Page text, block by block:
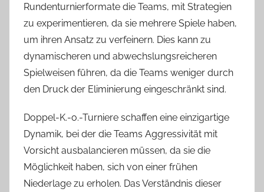
Rundenturnierformate die Teams, mit Strategien
zu experimentieren, da sie mehrere Spiele haben,
um ihren Ansatz zu verfeinern. Dies kann zu
dynamischeren und abwechslungsreicheren
Spielweisen führen, da die Teams weniger durch
den Druck der Eliminierung eingeschränkt sind.
Doppel-K.-o.-Turniere schaffen eine einzigartige
Dynamik, bei der die Teams Aggressivität mit
Vorsicht ausbalancieren müssen, da sie die
Möglichkeit haben, sich von einer frühen
Niederlage zu erholen. Das Verständnis dieser